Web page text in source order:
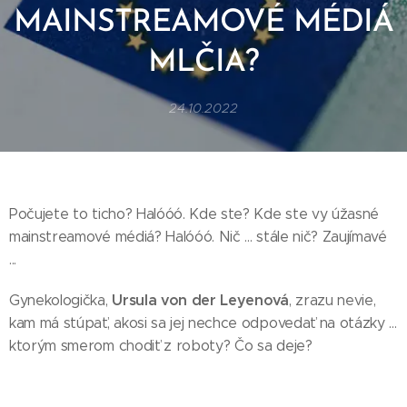
MAINSTREAMOVÉ MÉDIÁ
MLČIA?
24.10.2022
Počujete to ticho? Halóóó. Kde ste? Kde ste vy úžasné
mainstreamové médiá? Halóóó. Nič ... stále nič? Zaujímavé
...
Gynekologička, Ursula von der Leyenová, zrazu nevie,
kam má stúpať, akosi sa jej nechce odpovedať na otázky ...
ktorým smerom chodiť z roboty? Čo sa deje?